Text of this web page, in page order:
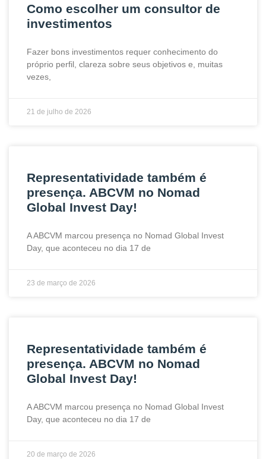
Como escolher um consultor de
investimentos
Fazer bons investimentos requer conhecimento do
próprio perfil, clareza sobre seus objetivos e, muitas
vezes,
21 de julho de 2026
Representatividade também é
presença. ABCVM no Nomad
Global Invest Day!
A ABCVM marcou presença no Nomad Global Invest
Day, que aconteceu no dia 17 de
23 de março de 2026
Representatividade também é
presença. ABCVM no Nomad
Global Invest Day!
A ABCVM marcou presença no Nomad Global Invest
Day, que aconteceu no dia 17 de
20 de março de 2026